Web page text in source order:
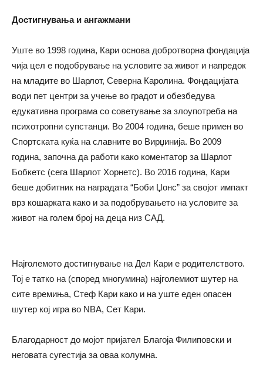
Достигнувања и ангажмани
Уште во 1998 година, Кари основа добротворна фондација
чија цел е подобрување на условите за живот и напредок
на младите во Шарлот, Северна Каролина. Фондацијата
води пет центри за учење во градот и обезбедува
едукативна програма со советување за злоупотреба на
психотропни супстанци. Во 2004 година, беше примен во
Спортската куќа на славните во Вирџинија. Во 2009
година, започна да работи како коментатор за Шарлот
Бобкетс (сега Шарлот Хорнетс). Во 2016 година, Кари
беше добитник на наградата “Боби Џонс” за својот импакт
врз кошарката како и за подобрувањето на условите за
живот на голем број на деца низ САД.
Најголемото достигнување на Дел Кари е родителството.
Тој е татко на (според многумина) најголемиот шутер на
сите времиња, Стеф Кари како и на уште еден опасен
шутер кој игра во NBA, Сет Кари.
Благодарност до мојот пријател Благоја Филиповски и
неговата сугестија за оваа колумна.